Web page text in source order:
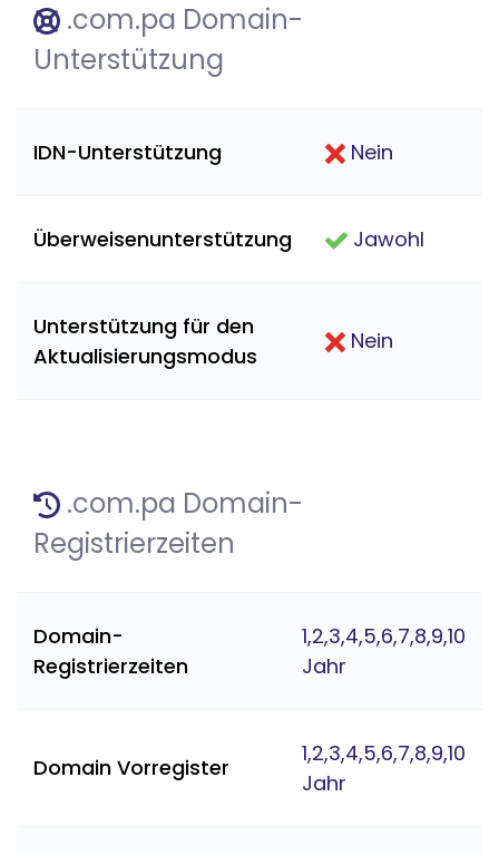
.com.pa Domain-
Unterstützung
IDN-Unterstützung Nein
Überweisenunterstützung Jawohl
Unterstützung für den
Aktualisierungsmodus
Nein
.com.pa Domain-
Registrierzeiten
Domain-
Registrierzeiten
1,2,3,4,5,6,7,8,9,10
Jahr
Domain Vorregister
1,2,3,4,5,6,7,8,9,10
Jahr